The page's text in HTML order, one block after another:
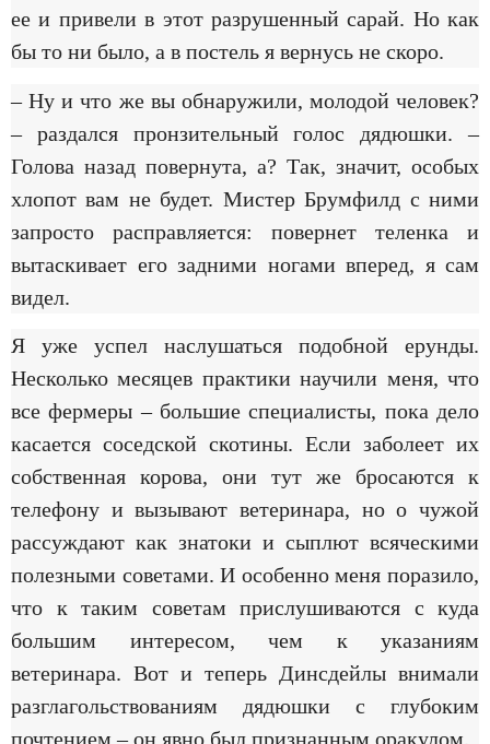
ее и привели в этот разрушенный сарай. Но как
бы то ни было, а в постель я вернусь не скоро.
– Ну и что же вы обнаружили, молодой человек?
– раздался пронзительный голос дядюшки. –
Голова назад повернута, а? Так, значит, особых
хлопот вам не будет. Мистер Брумфилд с ними
запросто расправляется: повернет теленка и
вытаскивает его задними ногами вперед, я сам
видел.
Я уже успел наслушаться подобной ерунды.
Несколько месяцев практики научили меня, что
все фермеры – большие специалисты, пока дело
касается соседской скотины. Если заболеет их
собственная корова, они тут же бросаются к
телефону и вызывают ветеринара, но о чужой
рассуждают как знатоки и сыплют всяческими
полезными советами. И особенно меня поразило,
что к таким советам прислушиваются с куда
большим интересом, чем к указаниям
ветеринара. Вот и теперь Динсдейлы внимали
разглагольствованиям дядюшки с глубоким
почтением – он явно был признанным оракулом.